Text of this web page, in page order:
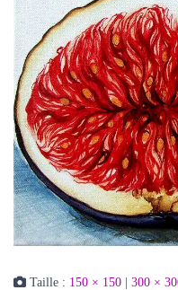
Taille : 150 × 150 | 300 ×